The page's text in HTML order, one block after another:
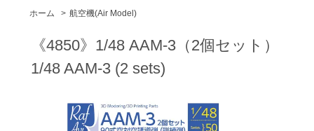
ホーム
> 航空機(Air Model)
《4850》1/48 AAM-3（2個セット）
1/48 AAM-3 (2 sets)